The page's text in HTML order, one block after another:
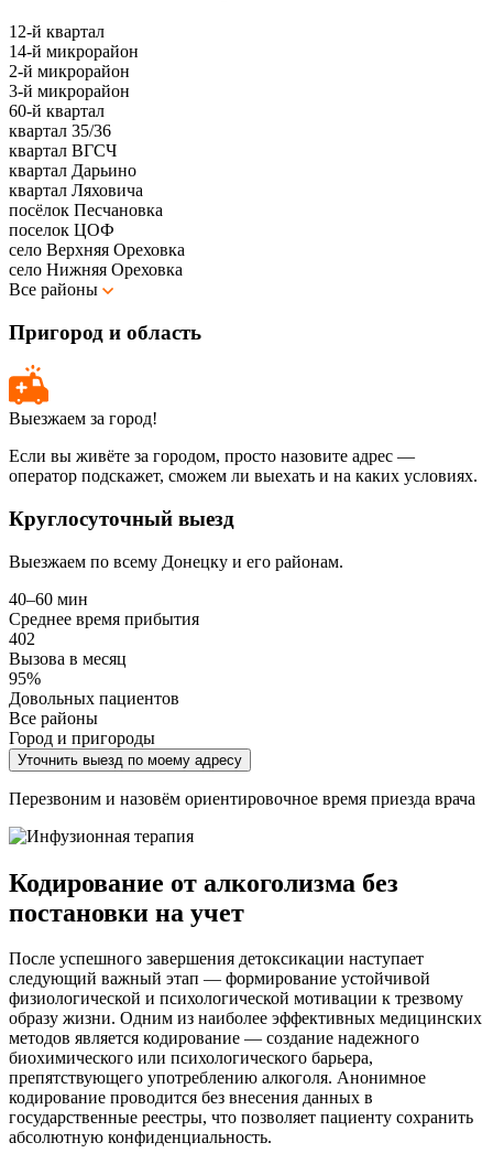
12-й квартал
14-й микрорайон
2-й микрорайон
3-й микрорайон
60-й квартал
квартал 35/36
квартал ВГСЧ
квартал Дарьино
квартал Ляховича
посёлок Песчановка
поселок ЦОФ
село Верхняя Ореховка
село Нижняя Ореховка
Все районы
Пригород и область
Выезжаем за город!
Если вы живёте за городом, просто назовите адрес —
оператор подскажет, сможем ли выехать и на каких условиях.
Круглосуточный выезд
Выезжаем по всему Донецку и его районам.
40–60 мин
Среднее время прибытия
402
Вызова в месяц
95%
Довольных пациентов
Все районы
Город и пригороды
Уточнить выезд по моему адресу
Перезвоним и назовём ориентировочное время приезда врача
Кодирование от алкоголизма без
постановки на учет
После успешного завершения детоксикации наступает
следующий важный этап — формирование устойчивой
физиологической и психологической мотивации к трезвому
образу жизни. Одним из наиболее эффективных медицинских
методов является кодирование — создание надежного
биохимического или психологического барьера,
препятствующего употреблению алкоголя. Анонимное
кодирование проводится без внесения данных в
государственные реестры, что позволяет пациенту сохранить
абсолютную конфиденциальность.